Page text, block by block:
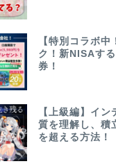
【特別コラボ中
ク！新NISAす
券！
【上級編】イ
質を理解し、積
を超える方法！